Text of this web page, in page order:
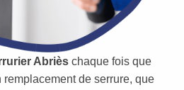
Abriès chaque fois que
remplacement de serrure, que